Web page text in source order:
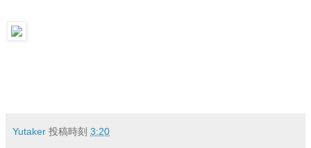
Yutaker 投稿時刻 3:20